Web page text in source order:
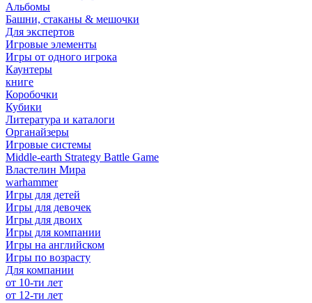
Альбомы
Башни, стаканы & мешочки
Для экспертов
Игровые элементы
Игры от одного игрока
Каунтеры
книге
Коробочки
Кубики
Литература и каталоги
Органайзеры
Игровые системы
Middle-earth Strategy Battle Game
Властелин Мира
warhammer
Игры для детей
Игры для девочек
Игры для двоих
Игры для компании
Игры на английском
Игры по возрасту
Для компании
от 10-ти лет
от 12-ти лет